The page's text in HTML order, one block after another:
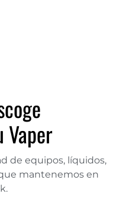
Vaper
de equipos, líquidos,
mantenemos en